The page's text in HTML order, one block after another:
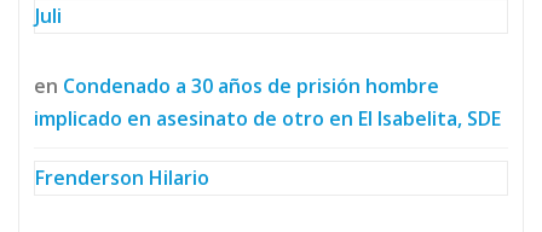
Juli
en Condenado a 30 años de prisión hombre
implicado en asesinato de otro en El Isabelita, SDE
Frenderson Hilario